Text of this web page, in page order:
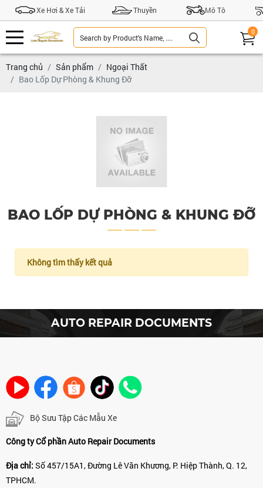
Xe Hơi & Xe Tải Thuyền Mô Tô
0
Trang chủ Sản phẩm
Ngoại Thất
Bao Lốp Dự Phòng & Khung Đỡ
BAO LỐP DỰ PHÒNG & KHUNG ĐỠ
Không tìm thấy kết quả
AUTO REPAIR DOCUMENTS
Bộ Sưu Tập Các Mẫu Xe
Công ty Cổ phần Auto Repair Documents
Địa chỉ: Số 457/15A1, Đường Lê Văn Khương, P. Hiệp Thành, Q. 12,
TPHCM.